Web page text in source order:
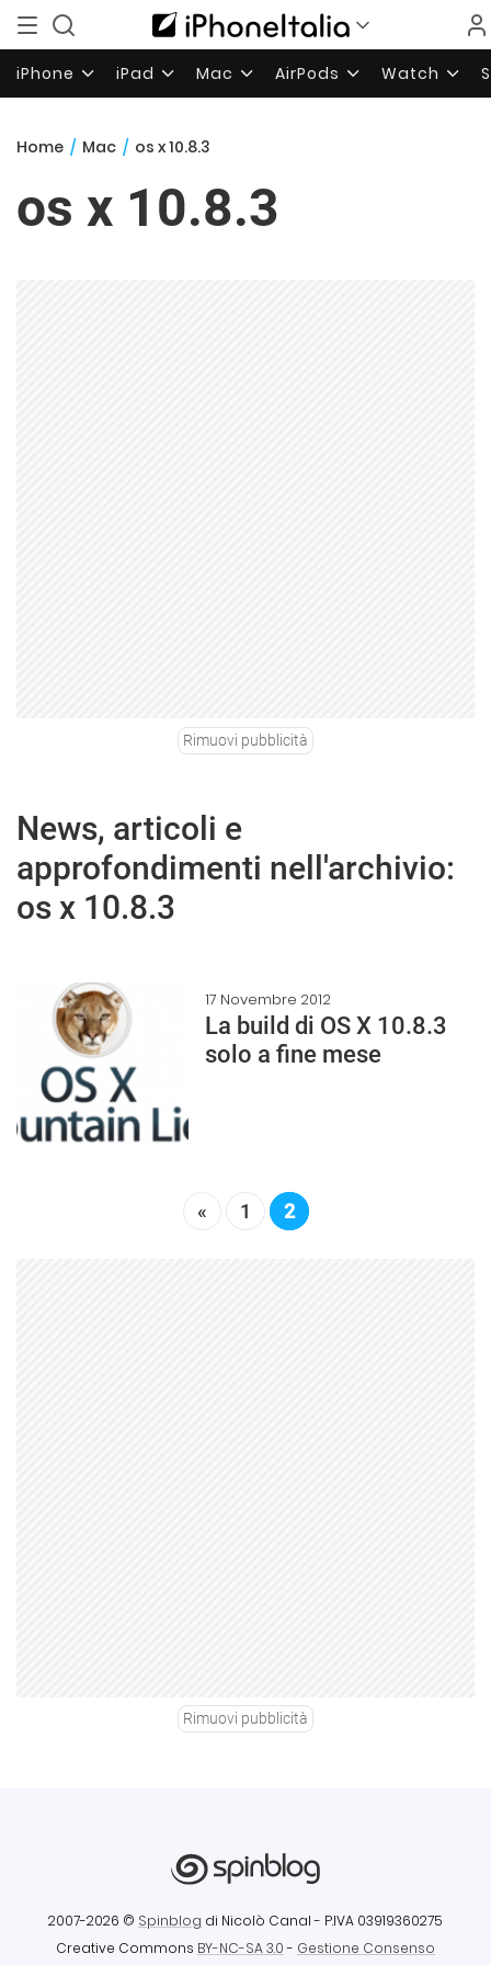
iPhone iPad Mac AirPods Watch
Home / Mac / os x 10.8.3
os x 10.8.3
Rimuovi pubblicità
News, articoli e
approfondimenti nell'archivio:
os x 10.8.3
17 Novembre 2012
La build di OS X 10.8.3
solo a fine mese
« 1 2
Rimuovi pubblicità
2007-2026 © Spinblog di Nicolò Canal - P.IVA 03919360275
Creative Commons BY-NC-SA 3.0- Gestione Consenso